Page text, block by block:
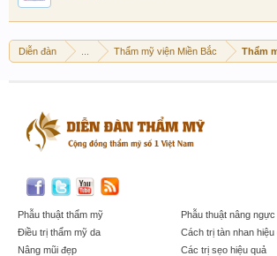
Diễn đàn Thẩm mỹ viện Miền Bắc Thẩm
Phẫu thuật thẩm mỹ
Điều trị thẩm mỹ da
Nâng mũi đẹp
Phẫu thuật nâng ngực
Cách trị tàn nhan hiệu
Các trị sẹo hiệu quả